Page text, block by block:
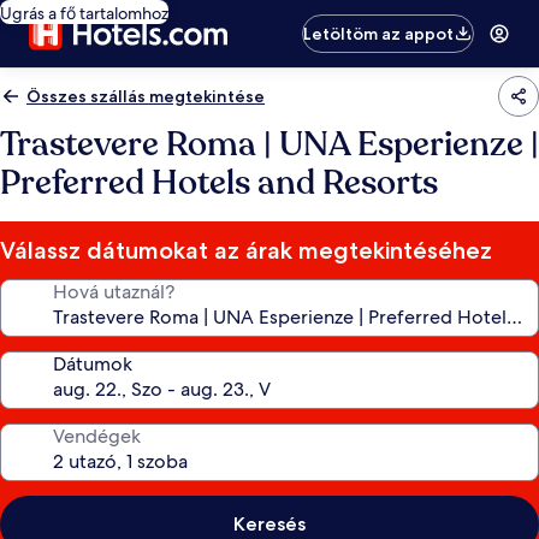
Ugrás a fő tartalomhoz
Letöltöm az appot
Összes szállás megtekintése
Trastevere Roma | UNA Esperienze |
Preferred Hotels and Resorts
Válassz dátumokat az árak megtekintéséhez
Hová utaznál?
Dátumok
Vendégek
Keresés